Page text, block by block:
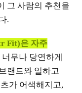
그 사람의 추천을
.
Fit)은 자주
너무나 당연하게
랜드와 일하고
가 어색해지고,